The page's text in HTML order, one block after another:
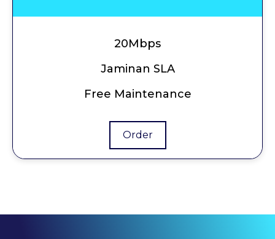
20Mbps
Jaminan SLA
Free Maintenance
Order